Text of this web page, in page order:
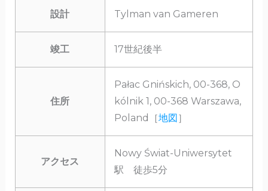
設計 Tylman van Gameren
竣工 17世紀後半
住所
Pałac Gnińskich, 00-368, O
kólnik 1, 00-368 Warszawa,
Poland［地図］
アクセス
Nowy Świat-Uniwersytet
駅 徒歩5分